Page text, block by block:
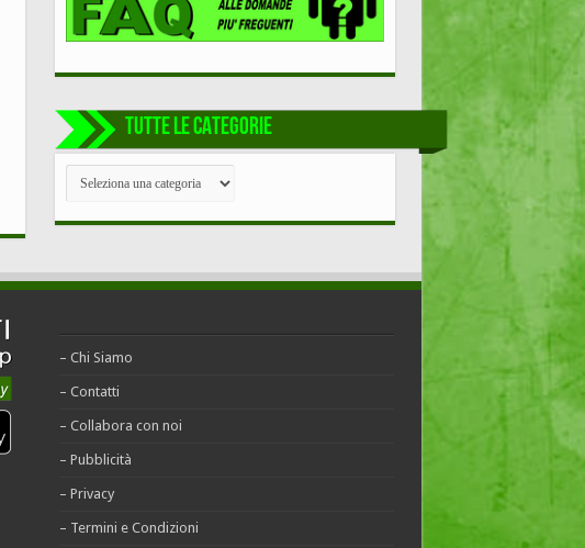
TUTTE LE CATEGORIE
TUTTE
CATEGORIE
– Chi Siamo
– Contatti
– Collabora con noi
– Pubblicità
– Privacy
– Termini e Condizioni